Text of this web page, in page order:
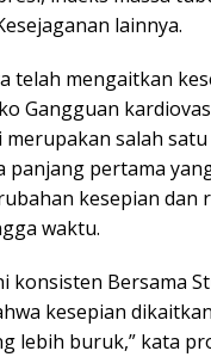
lainnya.
telah mengaitkan
Gangguan
salah
panjang pertama
kesepian dan
waktu.
konsisten Bersama
kesepian
lebih buruk,” kata